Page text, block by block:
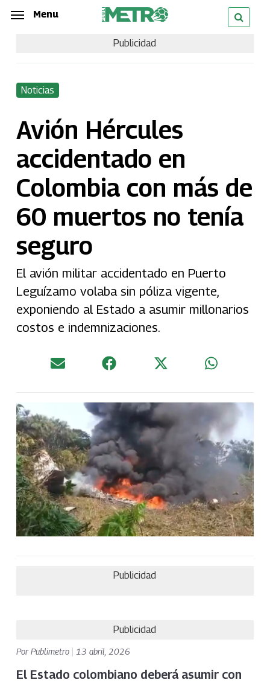
Skip
content
Menu
Publicidad
Noticias
Avión Hércules
accidentado en
Colombia con más de
60 muertos no tenía
seguro
El avión militar accidentado en Puerto
Leguízamo volaba sin póliza vigente,
exponiendo al Estado a asumir millonarios
costos e indemnizaciones.
Publicidad
Publicidad
PorPublimetro 13 abril, 2026
El Estado colombiano deberá asumir con
Menu